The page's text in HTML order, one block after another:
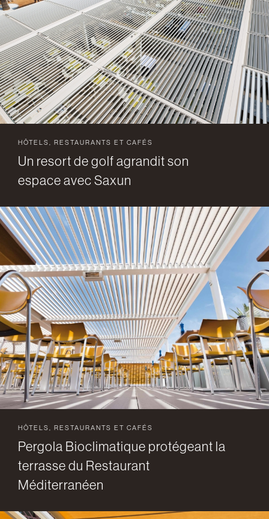
HÔTELS, RESTAURANTS ET CAFÉS
Un resort de golf agrandit son
espace avec Saxun
HÔTELS, RESTAURANTS ET CAFÉS
Pergola Bioclimatique protégeant la
terrasse du Restaurant
Méditerranéen